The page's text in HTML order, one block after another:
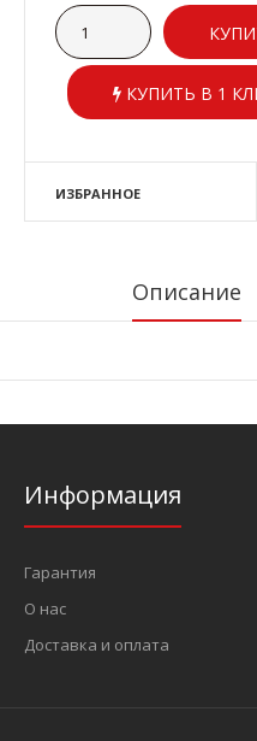
КУПИТЬ В 1
ИЗБРАННОЕ
Описание
Информация
Гарантия
О нас
Доставка и оплата